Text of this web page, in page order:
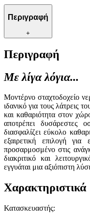
Περιγραφή
+
Περιγραφή
Με λίγα λόγια...
Μοντέρνο σταχτοδοχείο
ιδανικό για τους λάτρεις
και καθαριότητα στον
αποτρέπει δυσάρεστες
διασφαλίζει εύκολο
εξαιρετική επιλογή
προσαρμοσμένο στις
διακριτικό και
εγγυάται μια αξιόπιστη
Χαρακτηριστικά
Κατασκευαστής: